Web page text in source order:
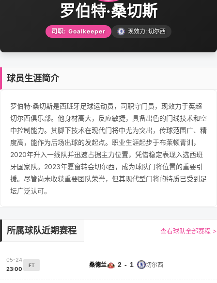
罗伯特·桑切斯
司职: Goalkeeper 现效力: 切尔西
球员生涯简介
罗伯特·桑切斯是西班牙足球运动员，司职守门员，现效力于英超
切尔西俱乐部。他身材高大，反应敏捷，具备出色的门线技术和空
中控制能力。其脚下技术在现代门将中尤为突出，传球范围广、精
度高，能作为后场出球的发起点。职业生涯起步于布莱顿青训，
2020年升入一线队并迅速占据主力位置，凭借稳定表现入选西班
牙国家队。2023年夏窗转会切尔西，成为球队门将位置的重要引
援。尽管尚未收获重要团队荣誉，但其现代型门将的特质已受到足
坛广泛认可。
所属球队近期赛程 查看球队全部赛程 >
05-24
23:00
FT 桑德兰 2 - 1 切尔西